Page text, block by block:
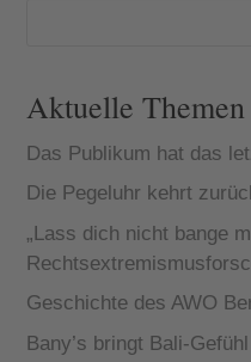
Armborst
miteinander
Aktuelle Themen
Das Publikum hat das
Die Pegeluhr kehrt
„Lass dich nicht bange
Geschichte des AWO
Bany’s bringt Bali-